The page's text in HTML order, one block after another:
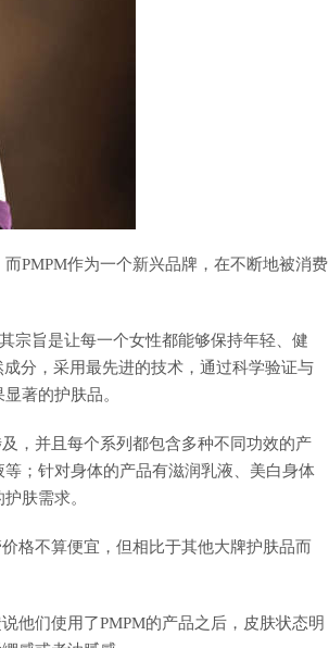
PMPM作为一个新兴品牌，在不断地被消费
宗旨是让每一个女性都能够保持年轻、健
分，采用最先进的技术，通过科学验证与
著的护肤品。
，并且每个系列都包含多种不同功效的产
；针对身体的产品有滋润乳液、美白身体
肤需求。
格不算便宜，但相比于其他大牌护肤品而
他们使用了PMPM的产品之后，皮肤状态明